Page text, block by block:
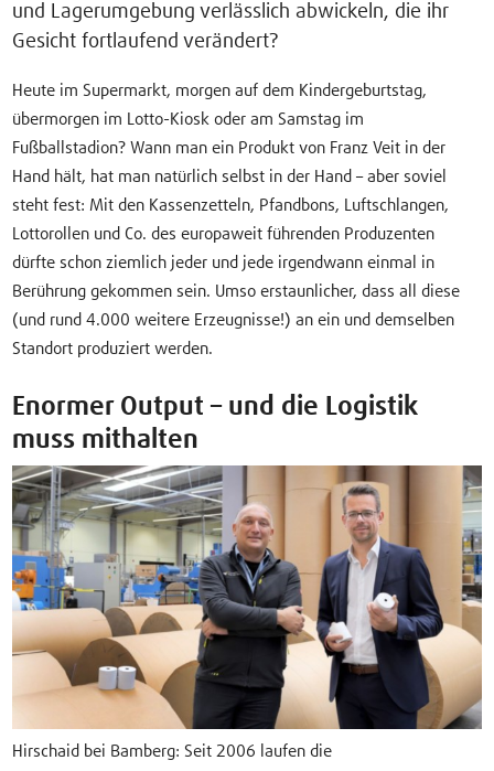
und Lagerumgebung verlässlich abwickeln, die ihr
Gesicht fortlaufend verändert?
Heute im Supermarkt, morgen auf dem Kindergeburtstag,
übermorgen im Lotto-Kiosk oder am Samstag im
Fußballstadion? Wann man ein Produkt von Franz Veit in der
Hand hält, hat man natürlich selbst in der Hand – aber soviel
steht fest: Mit den Kassenzetteln, Pfandbons, Luftschlangen,
Lottorollen und Co. des europaweit führenden Produzenten
dürfte schon ziemlich jeder und jede irgendwann einmal in
Berührung gekommen sein. Umso erstaunlicher, dass all diese
(und rund 4.000 weitere Erzeugnisse!) an ein und demselben
Standort produziert werden.
Enormer Output – und die Logistik
muss mithalten
Hirschaid bei Bamberg: Seit 2006 laufen die